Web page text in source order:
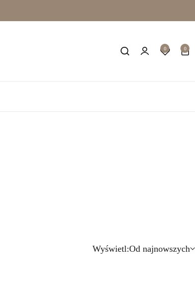
0 0
Wyświetl:Od najnowszych